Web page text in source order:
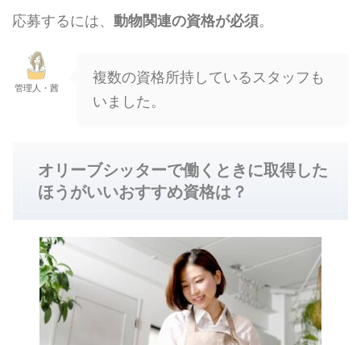
応募するには、 動物関連の資格が必須。
管理人・茜
複数の資格所持しているスタッフも
いました。
オリーブシッターで働くときに取得した
ほうがいいおすすめ資格は？